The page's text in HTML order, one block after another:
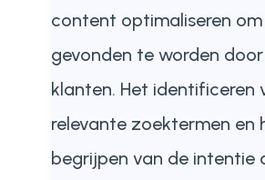
content optimaliseren
gevonden te worden
klanten. Het identificeren
relevante zoektermen en
begrijpen van de intentie